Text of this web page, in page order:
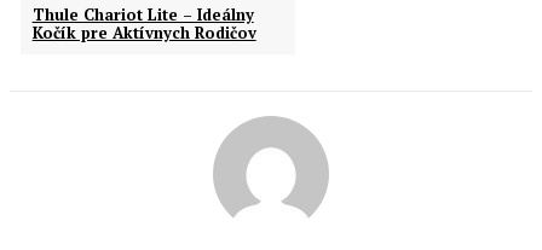
Thule Chariot Lite – Ideálny
Kočík pre Aktívnych Rodičov